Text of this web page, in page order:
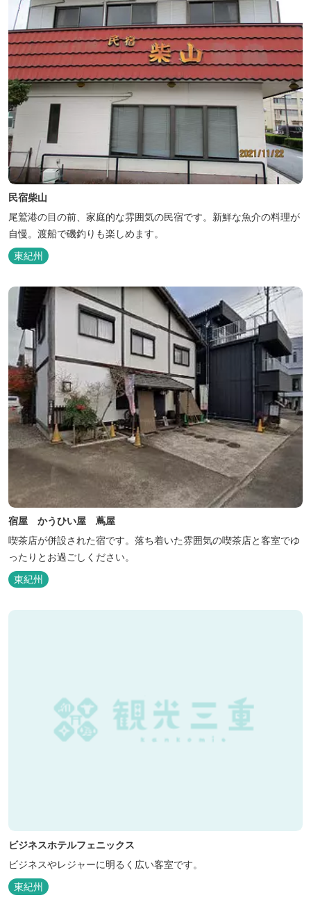
民宿柴山
尾鷲港の目の前、家庭的な雰囲気の民宿です。新鮮な魚介の料理が
自慢。渡船で磯釣りも楽しめます。
東紀州
宿屋 かうひい屋 蔦屋
喫茶店が併設された宿です。落ち着いた雰囲気の喫茶店と客室でゆ
ったりとお過ごしください。
東紀州
ビジネスホテルフェニックス
ビジネスやレジャーに明るく広い客室です。
東紀州